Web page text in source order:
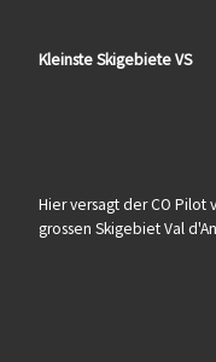
Kleinste Skigebiete VS
Hier versagt der CO
grossen Skigebiet Val